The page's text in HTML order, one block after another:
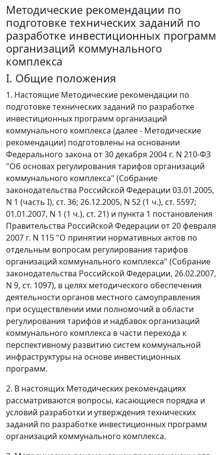
Методические рекомендации по
подготовке технических заданий по
разработке инвестиционных программ
организаций коммунального
комплекса
I. Общие положения
1. Настоящие Методические рекомендации по
подготовке технических заданий по разработке
инвестиционных программ организаций
коммунального комплекса (далее - Методические
рекомендации) подготовлены на основании
Федерального закона от 30 декабря 2004 г. N 210-ФЗ
"Об основах регулирования тарифов организаций
коммунального комплекса" (Собрание
законодательства Российской Федерации 03.01.2005,
N 1 (часть I), ст. 36; 26.12.2005, N 52 (1 ч.), ст. 5597;
01.01.2007, N 1 (1 ч.), ст. 21) и пункта 1 постановления
Правительства Российской Федерации от 20 февраля
2007 г. N 115 "О принятии нормативных актов по
отдельным вопросам регулирования тарифов
организаций коммунального комплекса" (Собрание
законодательства Российской Федерации, 26.02.2007,
N 9, ст. 1097), в целях методического обеспечения
деятельности органов местного самоуправления
при осуществлении ими полномочий в области
регулирования тарифов и надбавок организаций
коммунального комплекса в части перехода к
перспективному развитию систем коммунальной
инфраструктуры на основе инвестиционных
программ.
2. В настоящих Методических рекомендациях
рассматриваются вопросы, касающиеся порядка и
условий разработки и утверждения технических
заданий по разработке инвестиционных программ
организаций коммунального комплекса.